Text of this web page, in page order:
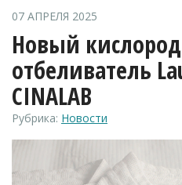
07 АПРЕЛЯ 2025
Новый
отбеливатель
CINALAB
Рубрика: Новости